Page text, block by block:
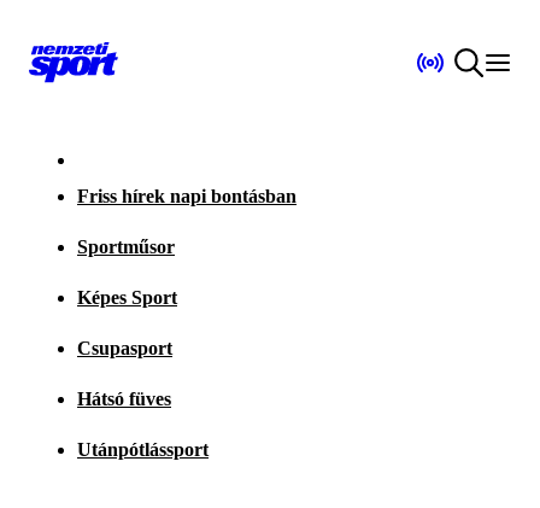
Friss hírek napi bontásban
Sportműsor
Képes Sport
Csupasport
Hátsó füves
Utánpótlássport